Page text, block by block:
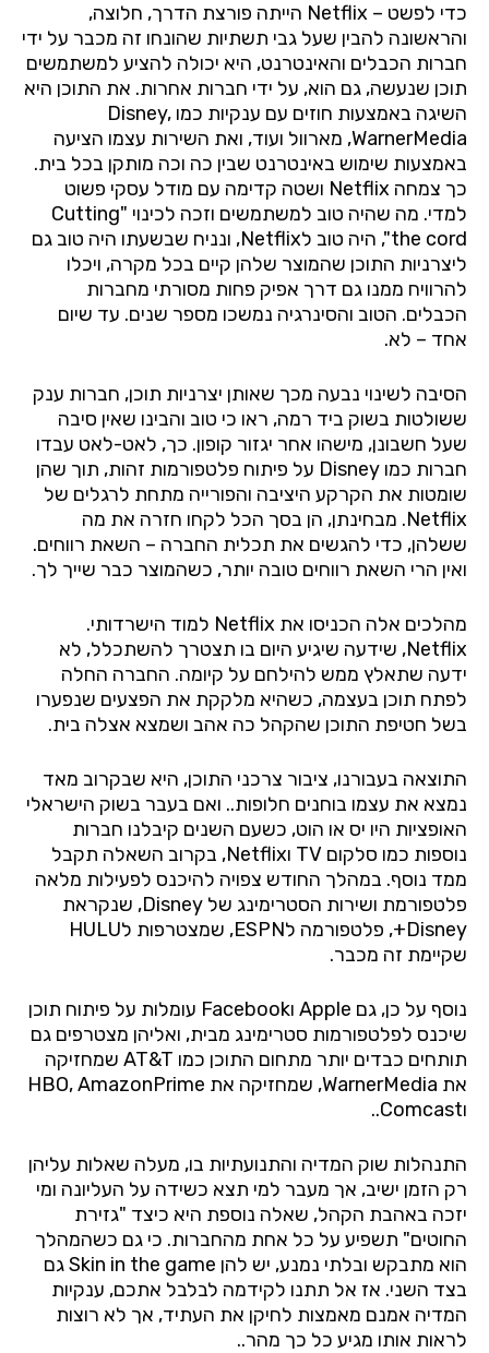
כדי לפשט – Netflix הייתה פורצת הדרך, חלוצה,
והראשונה להבין שעל גבי תשתיות שהונחו זה מכבר על ידי
חברות הכבלים והאינטרנט, היא יכולה להציע למשתמשים
תוכן שנעשה, גם הוא, על ידי חברות אחרות. את התוכן היא
השיגה באמצעות חוזים עם ענקיות כמו Disney,
WarnerMedia, מארוול ועוד, ואת השירות עצמו הציעה
באמצעות שימוש באינטרנט שבין כה וכה מותקן בכל בית.
כך צמחה Netflix ושטה קדימה עם מודל עסקי פשוט
למדי. מה שהיה טוב למשתמשים וזכה לכינוי "Cutting
the cord", היה טוב לNetflix, ונניח שבשעתו היה טוב גם
ליצרניות התוכן שהמוצר שלהן קיים בכל מקרה, ויכלו
להרוויח ממנו גם דרך אפיק פחות מסורתי מחברות
הכבלים. הטוב והסינרגיה נמשכו מספר שנים. עד שיום
אחד – לא.
הסיבה לשינוי נבעה מכך שאותן יצרניות תוכן, חברות ענק
ששולטות בשוק ביד רמה, ראו כי טוב והבינו שאין סיבה
שעל חשבונן, מישהו אחר יגזור קופון. כך, לאט-לאט עבדו
חברות כמו Disney על פיתוח פלטפורמות זהות, תוך שהן
שומטות את הקרקע היציבה והפורייה מתחת לרגלים של
Netflix. מבחינתן, הן בסך הכל לקחו חזרה את מה
ששלהן, כדי להגשים את תכלית החברה – השאת רווחים.
ואין הרי השאת רווחים טובה יותר, כשהמוצר כבר שייך לך.
מהלכים אלה הכניסו את Netflix למוד הישרדותי.
Netflix, שידעה שיגיע היום בו תצטרך להשתכלל, לא
ידעה שתאלץ ממש להילחם על קיומה. החברה החלה
לפתח תוכן בעצמה, כשהיא מלקקת את הפצעים שנפערו
בשל חטיפת התוכן שהקהל כה אהב ושמצא אצלה בית.
התוצאה בעבורנו, ציבור צרכני התוכן, היא שבקרוב מאד
נמצא את עצמו בוחנים חלופות.. ואם בעבר בשוק הישראלי
האופציות היו יס או הוט, כשעם השנים קיבלנו חברות
נוספות כמו סלקום TV וNetflix, בקרוב השאלה תקבל
ממד נוסף. במהלך החודש צפויה להיכנס לפעילות מלאה
פלטפורמת ושירות הסטרימינג של Disney, שנקראת
Disney+, פלטפורמה לESPN, שמצטרפות לHULU
שקיימת זה מכבר.
נוסף על כן, גם Apple וFacebook עומלות על פיתוח תוכן
שיכנס לפלטפורמות סטרימינג מבית, ואליהן מצטרפים גם
תותחים כבדים יותר מתחום התוכן כמו AT&T שמחזיקה
את WarnerMedia, שמחזיקה את HBO,AmazonPrime
וComcast
..
התנהלות שוק המדיה והתנועתיות בו, מעלה שאלות עליהן
רק הזמן ישיב, אך מעבר למי תצא כשידה על העליונה ומי
יזכה באהבת הקהל, שאלה נוספת היא כיצד "גזירת
החוטים" תשפיע על כל אחת מהחברות. כי גם כשהמהלך
הוא מתבקש ובלתי נמנע, יש להן Skin in the gameגם
בצד השני. אז אל תתנו לקידמה לבלבל אתכם, ענקיות
המדיה אמנם מאמצות לחיקן את העתיד, אך לא רוצות
לראות אותו מגיע כל כך מהר..